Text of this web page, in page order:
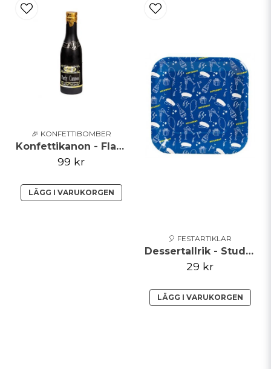
🎉 KONFETTIBOMBER
Konfettikanon - Flaska
99 kr
LÄGG I VARUKORGEN
🎈 FESTARTIKLAR
Dessertallrik - Student - Blå
29 kr
LÄGG I VARUKORGEN